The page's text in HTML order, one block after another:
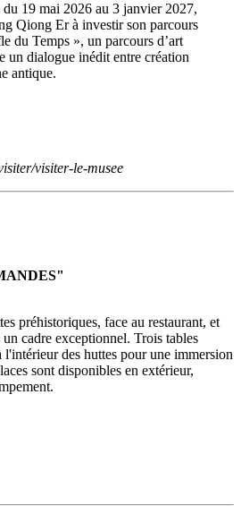
19 mai 2026 au 3 janvier 2027,
Qiong Er à investir son parcours
du Temps », un parcours d’art
un dialogue inédit entre création
antique.
visiter-le-musee
préhistoriques, face au restaurant, et
cadre exceptionnel. Trois tables
l'intérieur des huttes pour une immersion
sont disponibles en extérieur,